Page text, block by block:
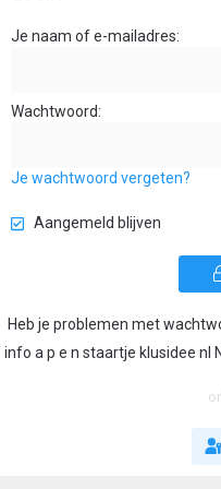
Je naam of e-mailadres
Wachtwoord
Je wachtwoord vergeten?
Aangemeld blijven
Heb je problemen met
info a p e n staartje klusidee nl